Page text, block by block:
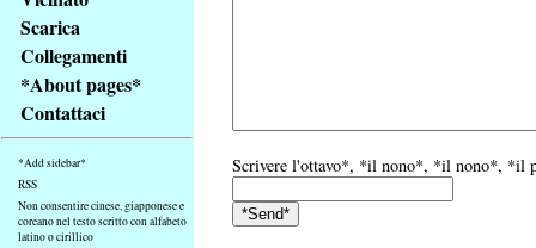
tomto
webu
základní
Hlavní
strana
Scarica
Collegamenti
*About pages*
Contattaci
*Add sidebar*
RSS
Non consentire cinese, giapponese e
coreano nel testo scritto con alfabeto
latino o cirillico
Scrivere l'ottavo*, *il nono*, *il nono*, *il